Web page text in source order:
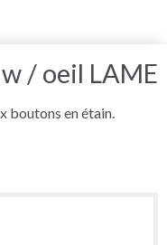
/ oeil LAME
boutons en étain.